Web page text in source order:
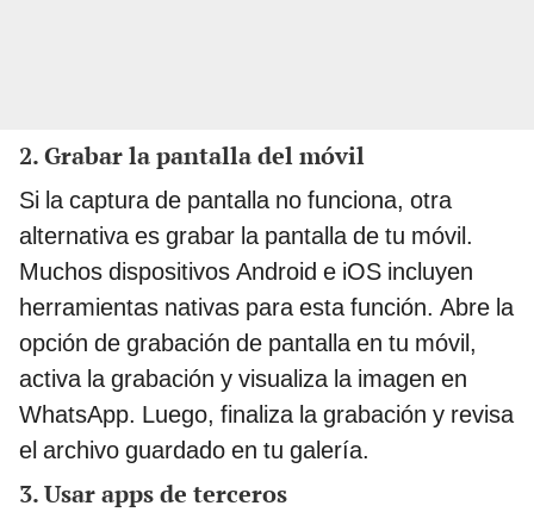
2. Grabar la pantalla del móvil
Si la captura de pantalla no funciona, otra
alternativa es grabar la pantalla de tu móvil.
Muchos dispositivos Android e iOS incluyen
herramientas nativas para esta función. Abre la
opción de grabación de pantalla en tu móvil,
activa la grabación y visualiza la imagen en
WhatsApp. Luego, finaliza la grabación y revisa
el archivo guardado en tu galería.
3. Usar apps de terceros